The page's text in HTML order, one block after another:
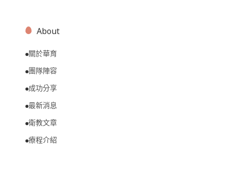
About
關於華育
團隊陣容
成功分享
最新消息
衛教文章
療程介紹